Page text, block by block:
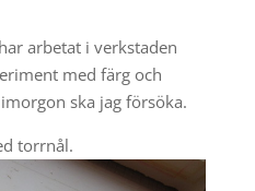
arbetat i verkstaden
med färg och
ska jag försöka.
torrnål.